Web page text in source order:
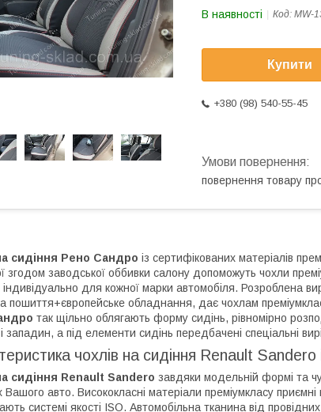
В наявності Код: MW-
Купити
+380 (98) 540-55-45
повернення товару
сидіння Рено Сандро із сертифікованих матеріалів
згодом заводської оббивки салону допоможуть чохли
для кожної марки автомобіля. Розроблена
пошиття+європейське обладнання, дає чохлам
так щільно облягають форму сидінь, рівномірно
западин, а під елементи сидінь передбачені спеціальні
чохлів на сидіння Renault Sandero
сидіння Renault Sandero завдяки модельній формі та
Вашого авто. Висококласні матеріали преміумкласу
системі якості ISO. Автомобільна тканина від